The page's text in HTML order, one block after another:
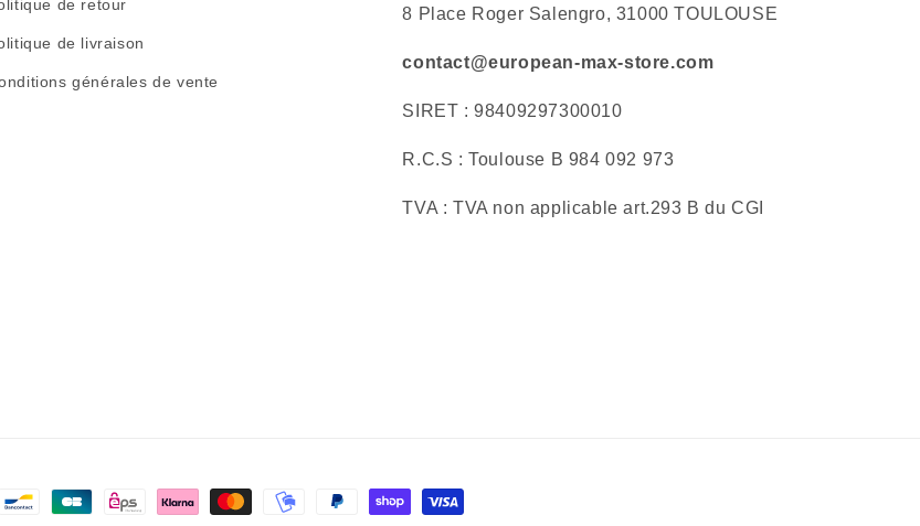
de retour
de livraison
générales de vente
8 Place Roger Salengro, 31000 TOULOUSE
contact@european-max-store.com
SIRET : 98409297300010
R.C.S : Toulouse B 984 092 973
TVA : TVA non applicable art.293 B du CGI